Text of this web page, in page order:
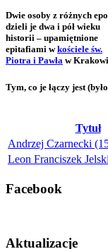
Dwie osoby z różnych
dzieli je dwa i pół wieku
historii – upamiętnione
epitafiami wkościele św.
Piotra i Pawła w
Tym, co je łączy jest
Tytuł
Andrzej Czarnecki
Leon Franciszek
Facebook
Aktualizacje